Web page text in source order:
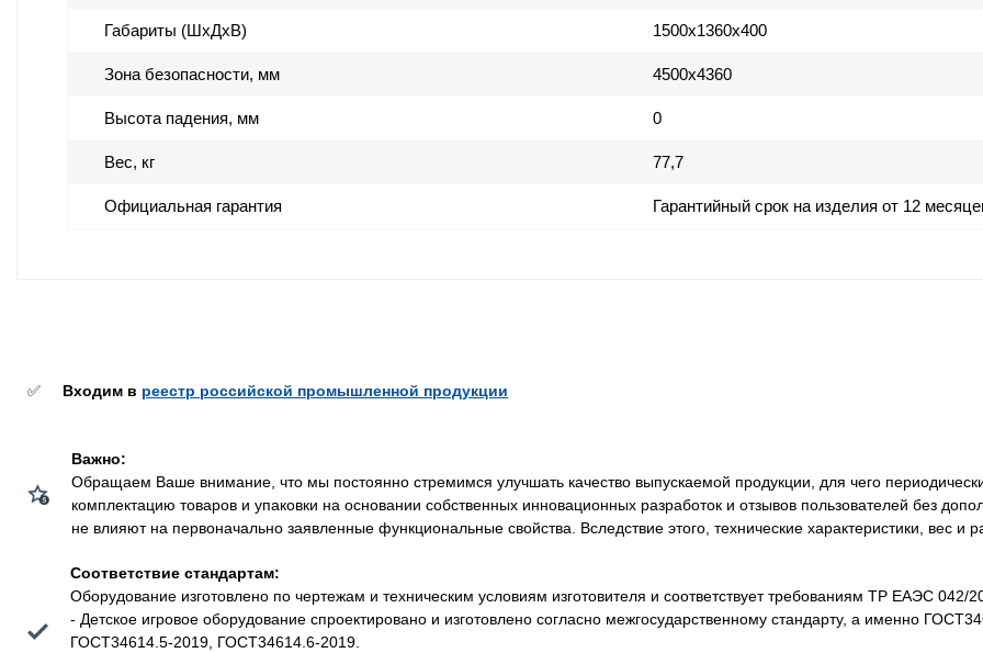
Габариты (ШхДхВ) 1500х1360х400
Зона безопасности, мм 4500х4360
Высота падения, мм 0
Вес, кг 77,7
Официальная гарантия Гарантийный срок на изделия от 12
✅ Входим в реестр российской промышленной продукции
Важно:
Обращаем Ваше внимание, что мы постоянно стремимся улучшать качество выпускаемой продукции, для чего
комплектацию товаров и упаковки на основании собственных инновационных разработок и отзывов пользователей без
не влияют на первоначально заявленные функциональные свойства. Вследствие этого, технические характеристики, вес и
Соответствие стандартам:
Оборудование изготовлено по чертежам и техническим условиям изготовителя и соответствует требованиям ТР ЕАЭС 042/
- Детское игровое оборудование спроектировано и изготовлено согласно межгосударственному стандарту, а именно
ГОСТ34614.5-2019, ГОСТ34614.6-2019.